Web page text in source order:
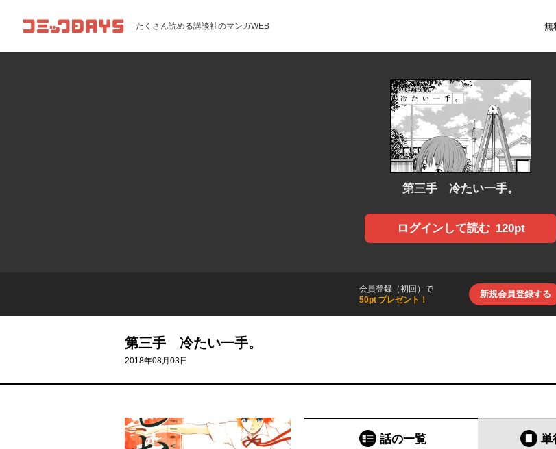
コミックDAYS たくさん読める講談社のマンガWEB 無
第三手 冷たい一手。
ログインして読む 120pt
会員登録（初回）で
50pt プレゼント！
新規会員登録する
第三手 冷たい一手。
2018年08月03日
話の一覧 単